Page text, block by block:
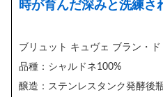
時が育んだ深みと洗練さ
ブリュット キュヴェ ブラン・
品種：シャルドネ100%
醸造：ステンレスタンク発酵後